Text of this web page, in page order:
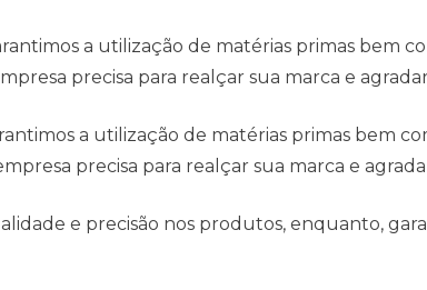
a utilização de matérias primas bem
precisa para realçar sua marca e
a utilização de matérias primas bem
precisa para realçar sua marca e
e precisão nos produtos, enquanto,